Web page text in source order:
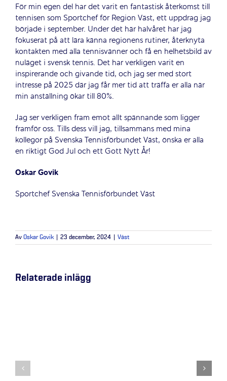
För min egen del har det varit en fantastisk återkomst till
tennisen som Sportchef för Region Väst, ett uppdrag jag
började i september. Under det här halvåret har jag
fokuserat på att lära känna regionens rutiner, återknyta
kontakten med alla tennisvänner och få en helhetsbild av
nuläget i svensk tennis. Det har verkligen varit en
inspirerande och givande tid, och jag ser med stort
intresse på 2025 där jag får mer tid att träffa er alla när
min anställning ökar till 80%.
Jag ser verkligen fram emot allt spännande som ligger
framför oss. Tills dess vill jag, tillsammans med mina
kollegor på Svenska Tennisförbundet Väst, önska er alla
en riktigt God Jul och ett Gott Nytt År!
Oskar Govik
Sportchef Svenska Tennisförbundet Väst
Av Oskar Govik 23 december, 2024 Väst
Relaterade inlägg